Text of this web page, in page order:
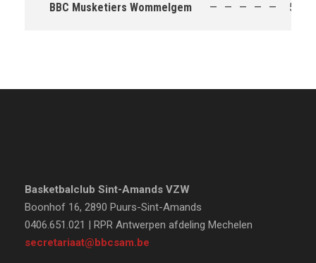
BBC Musketiers Wommelgem — — — — — 54
Basketbalclub Sint-Amands VZW
Boonhof 16, 2890 Puurs-Sint-Amands
0406.651.021 | RPR Antwerpen afdeling Mechelen
secretariaat@bbcsam.be